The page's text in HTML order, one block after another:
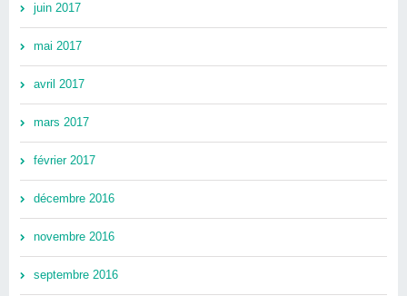
juin 2017
mai 2017
avril 2017
mars 2017
février 2017
décembre 2016
novembre 2016
septembre 2016